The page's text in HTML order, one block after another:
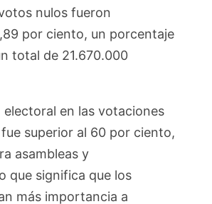
nulos fueron
por ciento, un porcentaje
total de 21.670.000
en las votaciones
superior al 60 por ciento,
asambleas y
que significa que los
más importancia a